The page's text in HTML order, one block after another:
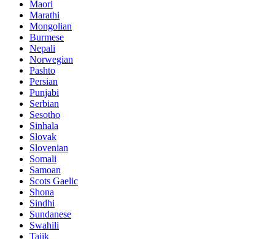
Maori
Marathi
Mongolian
Burmese
Nepali
Norwegian
Pashto
Persian
Punjabi
Serbian
Sesotho
Sinhala
Slovak
Slovenian
Somali
Samoan
Scots Gaelic
Shona
Sindhi
Sundanese
Swahili
Tajik